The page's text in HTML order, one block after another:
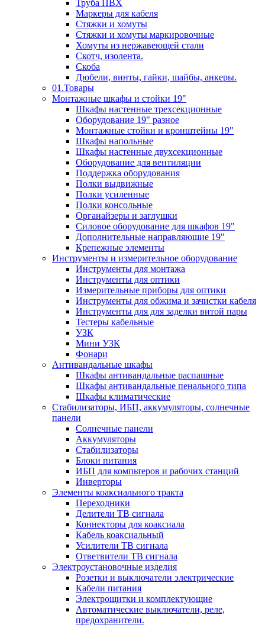
Труба ПВХ
Маркеры для кабеля
Стяжки и хомуты
Стяжки и хомуты маркировочные
Хомуты из нержавеющей стали
Скотч, изолента.
Скоба
Дюбели, винты, гайки, шайбы, анкеры.
01.Товары
Монтажные шкафы и стойки 19"
Шкафы настенные трехсекционные
Оборудование 19" разное
Монтажные стойки и кронштейны 19"
Шкафы напольные
Шкафы настенные двухсекционные
Оборудование для вентиляции
Поддержка оборудования
Полки выдвижные
Полки усиленные
Полки консольные
Органайзеры и заглушки
Силовое оборудование для шкафов 19"
Дополнительные направляющие 19"
Крепежные элементы
Инструменты и измерительное оборудование
Инструменты для монтажа
Инструменты для оптики
Измерительные приборы для оптики
Инструменты для обжима и зачистки кабеля
Инструменты для для заделки витой пары
Тестеры кабельные
УЗК
Мини УЗК
Фонари
Антивандальные шкафы
Шкафы антивандальные распашные
Шкафы антивандальные пенального типа
Шкафы климатические
Стабилизаторы, ИБП, аккумуляторы, солнечные
панели
Солнечные панели
Аккумуляторы
Стабилизаторы
Блоки питания
ИБП для компьтеров и рабочих станций
Инверторы
Элементы коаксиального тракта
Переходники
Делители ТВ сигнала
Коннекторы для коаксиала
Кабель коаксиальный
Усилители ТВ сигнала
Ответвители ТВ сигнала
Электроустановочные изделия
Розетки и выключатели электрические
Кабели питания
Электрощитки и комплектующие
Автоматические выключатели, реле,
предохранители.